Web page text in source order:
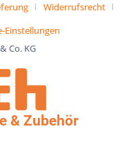
Widerrufsrecht
Einstellungen
Co. KG